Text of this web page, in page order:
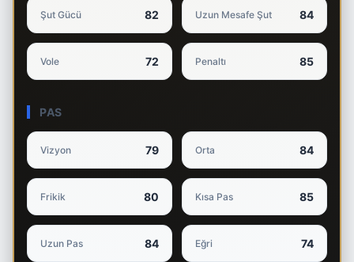
Şut Gücü 82 Uzun Mesafe Şut 84
Vole 72 Penaltı 85
PAS
Vizyon 79 Orta 84
Frikik 80 Kısa Pas 85
Uzun Pas 84 Eğri 74